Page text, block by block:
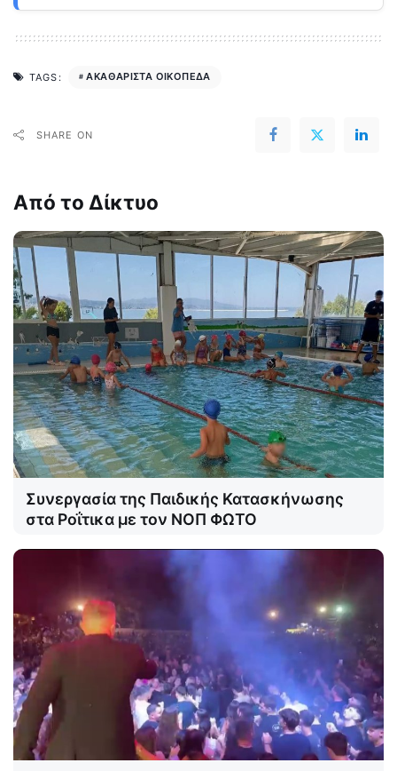
TAGS: ΑΚΑΘΑΡΙΣΤΑ ΟΙΚΟΠΕΔΑ
SHARE ON
Από το Δίκτυο
Συνεργασία της Παιδικής Κατασκήνωσης
στα Ροΐτικα με τον ΝΟΠ ΦΩΤΟ